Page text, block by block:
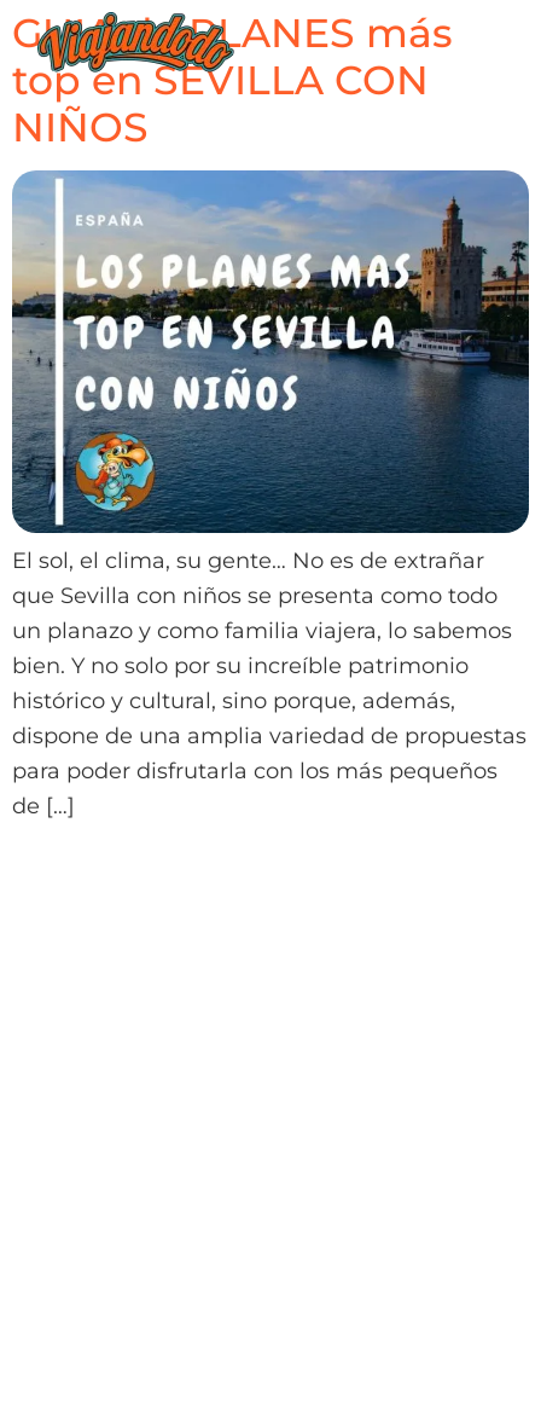
GUIA de PLANES más
top en SEVILLA CON
NIÑOS
El sol, el clima, su gente… No es de extrañar
que Sevilla con niños se presenta como todo
un planazo y como familia viajera, lo sabemos
bien. Y no solo por su increíble patrimonio
histórico y cultural, sino porque, además,
dispone de una amplia variedad de propuestas
para poder disfrutarla con los más pequeños
de […]